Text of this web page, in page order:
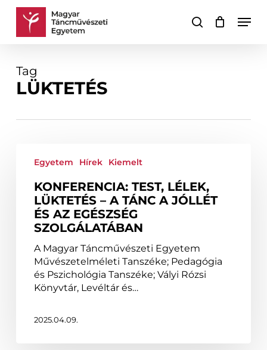
Skip
keresés
Kosár Kosár
Tag
LÜKTETÉS
Test,
lüktetés
tánc
jóllét
egészség
Egyetem Hírek Kiemelt
KONFERENCIA: TEST, LÉLEK,
LÜKTETÉS – A TÁNC A JÓLLÉT
ÉS AZ EGÉSZSÉG
SZOLGÁLATÁBAN
A Magyar Táncművészeti Egyetem
Művészetelméleti Tanszéke; Pedagógia
és Pszichológia Tanszéke; Vályi Rózsi
Könyvtár, Levéltár és…
2025.04.09.